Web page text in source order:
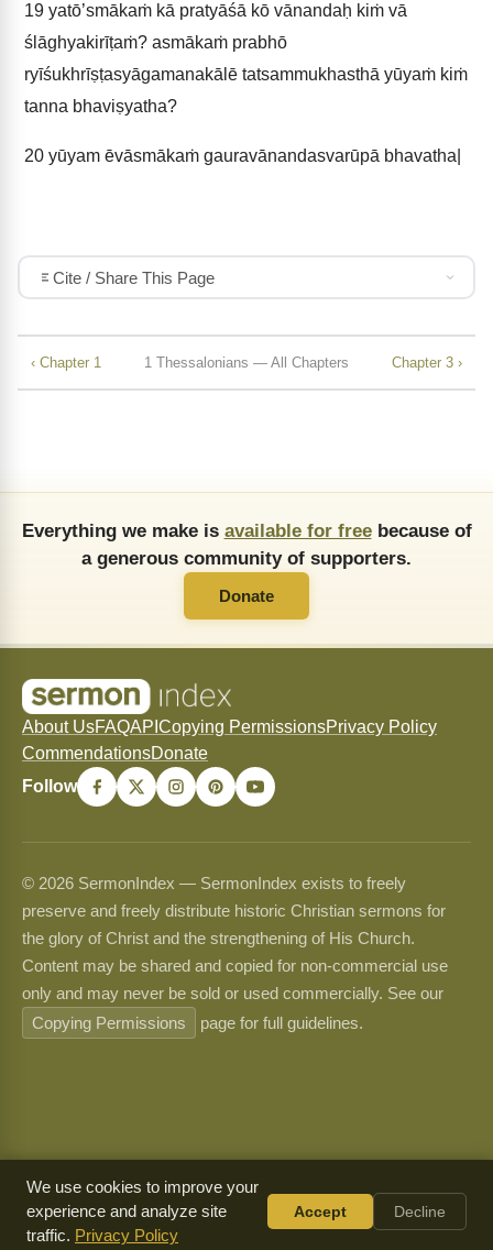
19 yatō’smākaṁ kā pratyāśā kō vānandaḥ kiṁ vā
ślāghyakirīṭaṁ? asmākaṁ prabhō
ryīśukhrīṣṭasyāgamanakālē tatsammukhasthā yūyaṁ kiṁ
tanna bhaviṣyatha?
20 yūyam ēvāsmākaṁ gauravānandasvarūpā bhavatha|
Cite / Share This Page
‹ Chapter 1 1 Thessalonians — All Chapters Chapter 3 ›
Everything we make is available for freebecause of
a generous community of supporters.
Donate
About UsFAQAPI Copying PermissionsPrivacy Policy
CommendationsDonate
Follow
© 2026 SermonIndex — SermonIndex exists to freely
preserve and freely distribute historic Christian sermons for
the glory of Christ and the strengthening of His Church.
Content may be shared and copied for non-commercial use
only and may never be sold or used commercially. See our
Copying Permissions
page for full guidelines.
We use cookies to improve your
experience and analyze site
traffic. Privacy Policy
Accept Decline